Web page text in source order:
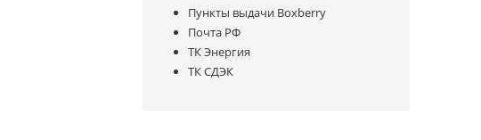
Пункты выдачи Boxberry
Почта РФ
ТК Энергия
ТК СДЭК